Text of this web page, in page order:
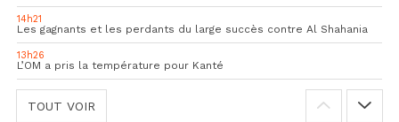
14h21
Les gagnants et les perdants du large succès contre Al Shahania
13h26
L’OM a pris la température pour Kanté
TOUT VOIR